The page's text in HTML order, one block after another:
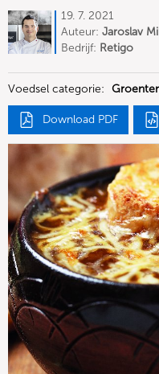
19. 7. 2021
Auteur: Jaroslav
Bedrijf: Retigo
Voedsel categorie:
Download PDF